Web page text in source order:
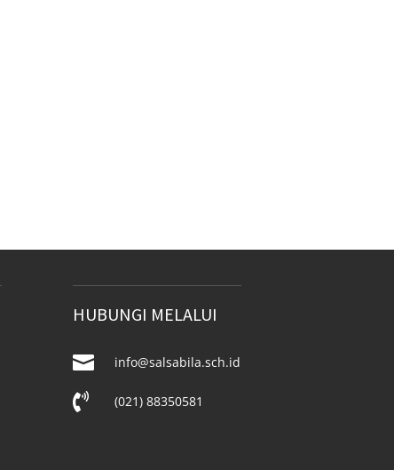
HUBUNGI MELALUI
 info@salsabila.sch.id
 (021) 88350581